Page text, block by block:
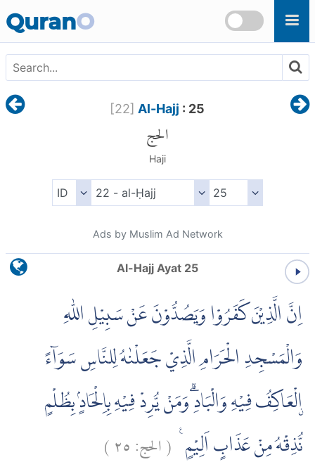
QuranO
[22] Al-Hajj : 25
الحج
Haji
Ads by Muslim Ad Network
Al-Hajj Ayat 25
اِنَّ الَّذِيْنَ كَفَرُوْا وَيَصُدُّوْنَ عَنْ سَبِيْلِ اللّٰهِ
وَالْمَسْجِدِ الْحَرَامِ الَّذِيْ جَعَلْنٰهُ لِلنَّاسِ سَوَاۤءً
ۨالْعَاكِفُ فِيْهِ وَالْبَادِۗ وَمَنْ يُّرِدْ فِيْهِ بِاِلْحَادٍۢ بِظُلْمٍ
نُّذِقْهُ مِنْ عَذَابٍ اَلِيْمٍ ࣖ (الحج:٢٥)